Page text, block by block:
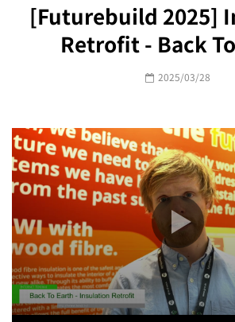
[Futurebuild 2025]
Retrofit - Back
2025/03/28